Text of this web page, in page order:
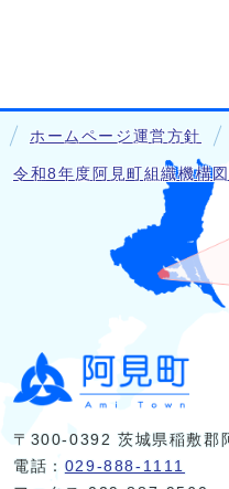
ホームページ運営方針
令和8年度阿見町組織機構図
〒300-0392 茨城県稲敷郡
電話： 029-888-1111